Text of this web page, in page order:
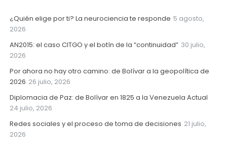
¿Quién elige por ti? La neurociencia te responde 5 agosto,
2026
AN2015: el caso CITGO y el botín de la “continuidad” 30 julio,
2026
Por ahora no hay otro camino: de Bolívar a la geopolítica de
2026 26 julio, 2026
Diplomacia de Paz: de Bolívar en 1825 a la Venezuela Actual
24 julio, 2026
Redes sociales y el proceso de toma de decisiones 21 julio,
2026